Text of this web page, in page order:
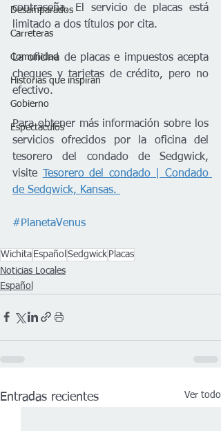
Desamparados
Carreteras
Comunidad
Historias que inspiran
Gobierno
Espectáculos
contraseña. El servicio de placas está
limitado a dos títulos por cita.
La oficina de placas e impuestos acepta
cheques y tarjetas de crédito, pero no
efectivo.
Para obtener más información sobre los
servicios ofrecidos por la oficina del
tesorero del condado de Sedgwick,
visite Tesorero del condado | Condado
de Sedgwick, Kansas.
#PlanetaVenus
Wichita Español Sedgwick Placas
Noticias Locales
Español
Entradas recientes Ver todo